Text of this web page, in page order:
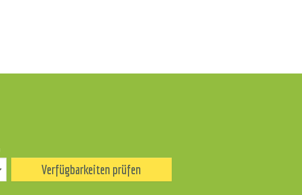
Verfügbarkeiten prüfen